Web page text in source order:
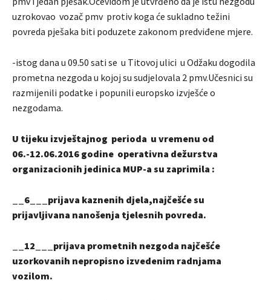
uzrokovao vozač pmv protiv koga će sukladno težini
povreda pješaka biti poduzete zakonom predviđene mjere.
-istog dana u 09.50 sati se u Titovoj ulici u Odžaku dogodila
prometna nezgoda u kojoj su sudjelovala 2 pmv.Učesnici su
razmijenili podatke i popunili europsko izvješće o
nezgodama.
U tijeku izvještajnog perioda u vremenu od
06.-12.06.2016 godine operativna dežurstva
organizacionih jedinica MUP-a su zaprimila :
__6___prijava kaznenih djela,najčešće su
prijavljivana nanošenja tjelesnih povreda.
__12___prijava prometnih nezgoda najčešće
uzorkovanih nepropisno izvedenim radnjama
vozilom.